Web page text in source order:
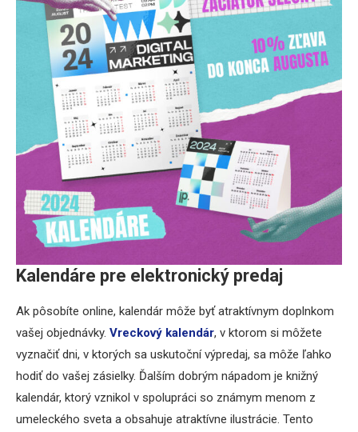
Kalendáre pre elektronický predaj
Ak pôsobíte online, kalendár môže byť atraktívnym doplnkom
vašej objednávky. Vreckový kalendár, v ktorom si môžete
vyznačiť dni, v ktorých sa uskutoční výpredaj, sa môže ľahko
hodiť do vašej zásielky. Ďalším dobrým nápadom je knižný
kalendár, ktorý vznikol v spolupráci so známym menom z
umeleckého sveta a obsahuje atraktívne ilustrácie. Tento